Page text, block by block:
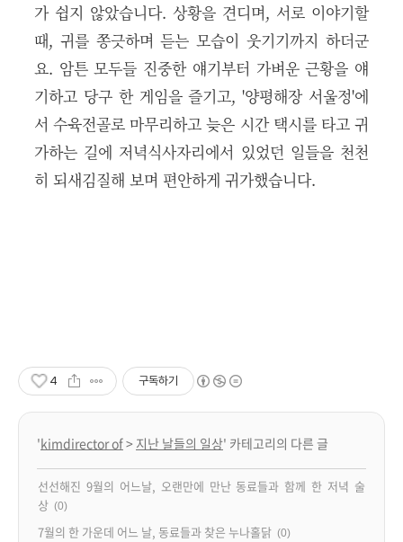
가 쉽지 않았습니다. 상황을 견디며, 서로 이야기할
때, 귀를 쫑긋하며 듣는 모습이 웃기기까지 하더군
요. 암튼 모두들 진중한 얘기부터 가벼운 근황을 얘
기하고 당구 한 게임을 즐기고, '양평해장 서울정'에
서 수육전골로 마무리하고 늦은 시간 택시를 타고 귀
가하는 길에 저녁식사자리에서 있었던 일들을 천천
히 되새김질해 보며 편안하게 귀가했습니다.
4 구독하기
'kimdirector of> 지난 날들의 일상' 카테고리의 다른 글
선선해진 9월의 어느날, 오랜만에 만난 동료들과 함께 한 저녁 술
상 (0)
7월의 한 가운데 어느 날, 동료들과 찾은 누나홀닭 (0)